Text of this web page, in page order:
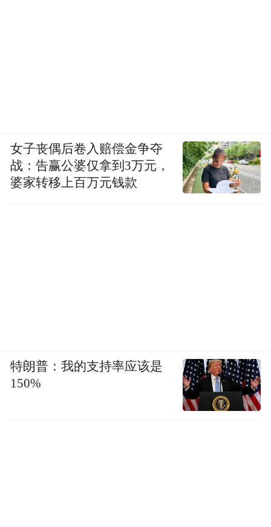
女子丧偶后卷入赔偿金争夺
战：告赢公婆仅拿到3万元，
婆家转移上百万元钱款
特朗普：我的支持率应该是
150%